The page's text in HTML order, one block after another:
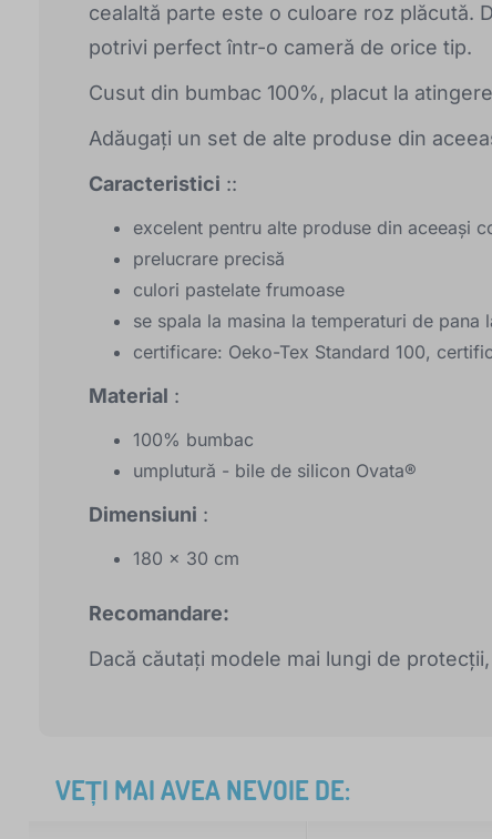
cealaltă parte este o culoare roz plăcută.
potrivi perfect într-o cameră de orice tip.
Cusut din bumbac 100%, placut la
Adăugați un set de alte produse din
Caracteristici ::
excelent pentru alte produse din aceeași
prelucrare precisă
culori pastelate frumoase
se spala la masina la temperaturi de pana
certificare: Oeko-Tex Standard 100,
Material :
100% bumbac
umplutură - bile de silicon Ovata®
Dimensiuni :
180 x 30 cm
Recomandare:
Dacă căutați modele mai lungi de
VEȚI MAI AVEA NEVOIE DE: